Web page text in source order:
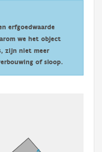
erfgoedwaarde
we het object
zijn niet meer
of sloop.